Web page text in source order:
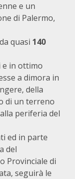
e un
di Palermo,
da quasi 140
e in ottimo
a dimora in
della
di un terreno
periferia del
ed in parte
del
Provinciale di
seguirà le